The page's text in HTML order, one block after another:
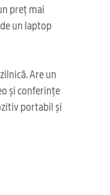
preț mai
un laptop
Are un
și conferințe
portabil și